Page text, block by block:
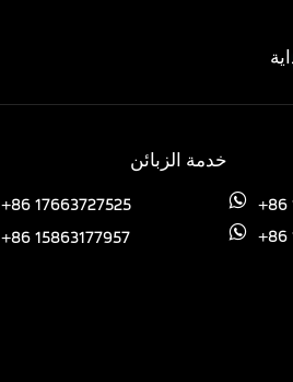
خدمة الزبائن
+86 17663727525
+86 15863177957
 +86
 +86